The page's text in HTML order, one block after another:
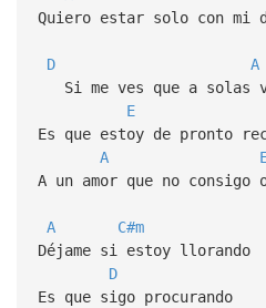
Quiero estar solo con mi
D
A
Si me ves que a solas
E
Es que estoy de pronto
A
A un amor que no consigo
A
C#m
Déjame si estoy llorando
D
Es que sigo procurando